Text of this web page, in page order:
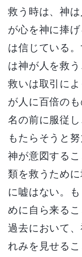
救う時は、神
が心を神に捧
は信じている
は神が人を救
救いは取引に
が人に百倍の
名の前に服従
もたらそうと
神が意図する
類を救うため
に嘘はない。
めに自ら来るこ
過去において
れみを見せる